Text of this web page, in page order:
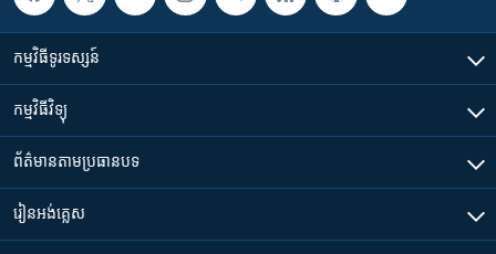
កម្មវិធី​ទូរទស្សន៍
កម្មវិធី​វិទ្យុ
ព័ត៌មាន​តាមប្រធានបទ​
រៀន​​អង់គ្លេស